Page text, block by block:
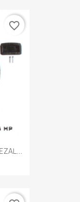
favorite_border